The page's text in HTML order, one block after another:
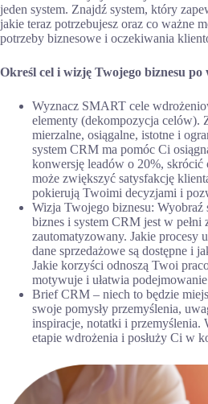
jeden system. Znajdź system, który
jakie teraz potrzebujesz oraz co ważne
potrzeby biznesowe i oczekiwania
Określ cel i wizję Twojego biznesu
Wyznacz SMART cele
elementy (dekompozycja celów).
mierzalne, osiągalne, istotne i
system CRM ma pomóc Ci
konwersję leadów o 20%,
może zwiększyć satysfakcję
pokierują Twoimi decyzjami i
Wizja Twojego biznesu: Wyobraź
biznes i system CRM jest w pełni
zautomatyzowany. Jakie procesy
dane sprzedażowe są dostępne i
Jakie korzyści odnoszą Twoi
motywuje i ułatwia
Brief CRM – niech to będzie
swoje pomysły przemyślenia,
inspiracje, notatki i przemyślenia.
etapie wdrożenia i posłuży Ci w